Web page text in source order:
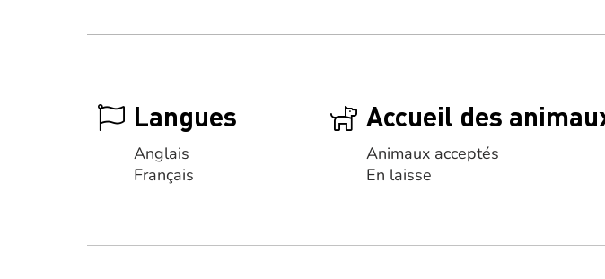
Langues
Anglais
Français
Accueil des
Animaux acceptés
En laisse